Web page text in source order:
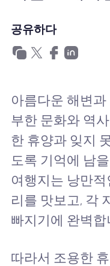
비즈니스를위한
공유하다
아름다운 해변
부한 문화와 역
한 휴양과 잊지
도록 기억에 남
여행지는 낭만
리를 맛보고, 각
빠지기에 완벽합
따라서 조용한